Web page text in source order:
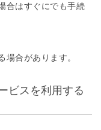
合はすぐにでも手続
合があります。
ビスを利用する